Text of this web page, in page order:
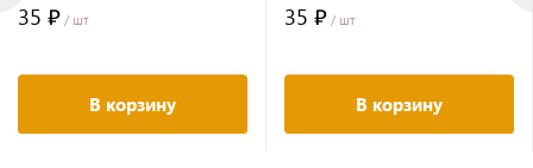
35 ₽ / шт
В корзину
35 ₽ / шт
В корзину